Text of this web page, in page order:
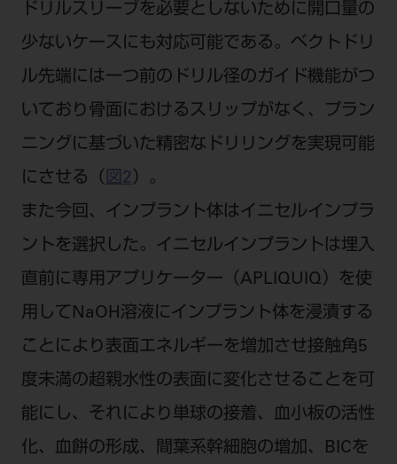
ドリルスリーブを必要としないために開口量の
少ないケースにも対応可能である。ベクトドリ
ル先端には一つ前のドリル径のガイド機能がつ
いており骨面におけるスリップがなく、プラン
ニングに基づいた精密なドリリングを実現可能
にさせる（ 図2 ）。
また今回、インプラント体はイニセルインプラ
ントを選択した。イニセルインプラントは埋入
直前に専用アプリケーター（APLIQUIQ）を使
用してNaOH溶液にインプラント体を浸漬する
ことにより表面エネルギーを増加させ接触角5
度未満の超親水性の表面に変化させることを可
能にし、それにより単球の接着、血小板の活性
化、血餅の形成、間葉系幹細胞の増加、BICを